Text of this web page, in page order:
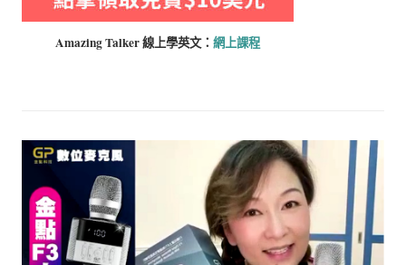
Amazing Talker 線上學英文： 網上課程